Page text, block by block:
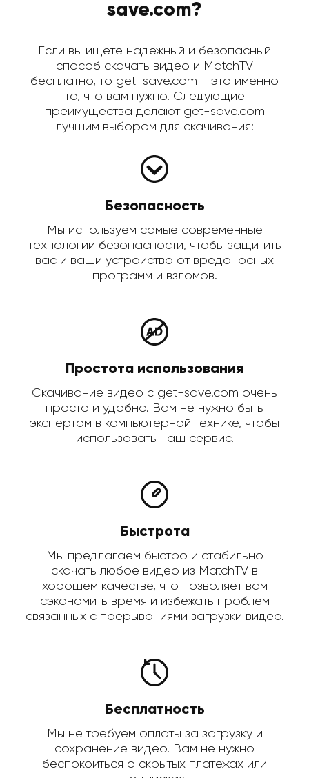
save.com?
Если вы ищете надежный и безопасный
способ скачать видео и MatchTV
бесплатно, то get-save.com - это именно
то, что вам нужно. Следующие
преимущества делают get-save.com
лучшим выбором для скачивания:
Безопасность
Мы используем самые современные
технологии безопасности, чтобы защитить
вас и ваши устройства от вредоносных
программ и взломов.
Простота использования
Скачивание видео с get-save.com очень
просто и удобно. Вам не нужно быть
экспертом в компьютерной технике, чтобы
использовать наш сервис.
Быстрота
Мы предлагаем быстро и стабильно
скачать любое видео из MatchTV в
хорошем качестве, что позволяет вам
сэкономить время и избежать проблем
связанных с прерываниями загрузки видео.
Бесплатность
Мы не требуем оплаты за загрузку и
сохранение видео. Вам не нужно
беспокоиться о скрытых платежах или